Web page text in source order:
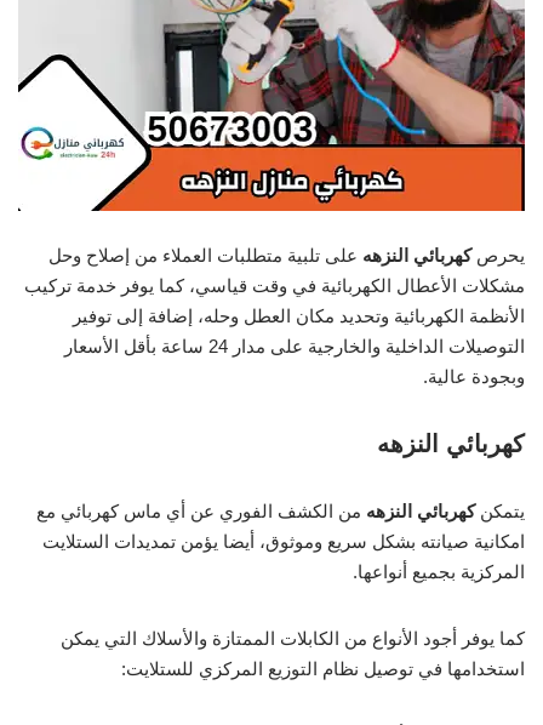
يحرصكهربائي النزهه على تلبية متطلبات العملاء من إصلاح وحل
مشكلات الأعطال الكهربائية في وقت قياسي، كما يوفر خدمة تركيب
الأنظمة الكهربائية وتحديد مكان العطل وحله، إضافة إلى توفير
التوصيلات الداخلية والخارجية على مدار 24 ساعة بأقل الأسعار
وبجودة عالية.
كهربائي النزهه
يتمكنكهربائي النزهه من الكشف الفوري عن أي ماس كهربائي مع
امكانية صيانته بشكل سريع وموثوق، أيضا يؤمن تمديدات الستلايت
المركزية بجميع أنواعها.
كما يوفر أجود الأنواع من الكابلات الممتازة والأسلاك التي يمكن
استخدامها في توصيل نظام التوزيع المركزي للستلايت: